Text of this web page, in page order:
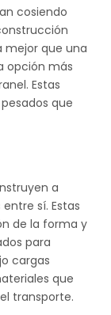
cosiendo
mejor que una
opción más
Estas
​​que
a
sí. Estas
de la forma y
para
cargas
que
transporte.